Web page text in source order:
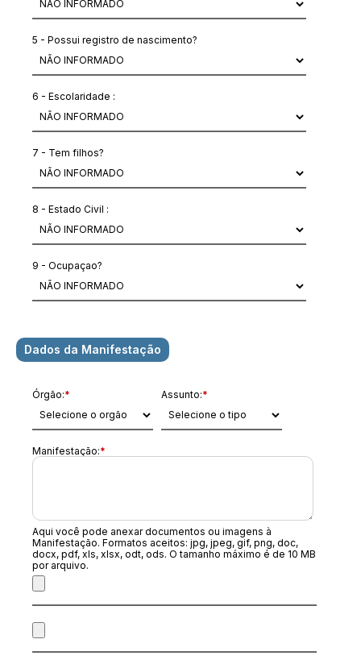
5 - Possui registro de nascimento?
6 - Escolaridade :
7 - Tem filhos?
8 - Estado Civil :
9 - Ocupaçao?
Dados da Manifestação
Órgão:* Assunto:*
Manifestação:*
Aqui você pode anexar documentos ou imagens à
Manifestação. Formatos aceitos: jpg, jpeg, gif, png, doc,
docx, pdf, xls, xlsx, odt, ods. O tamanho máximo é de 10 MB
por arquivo.